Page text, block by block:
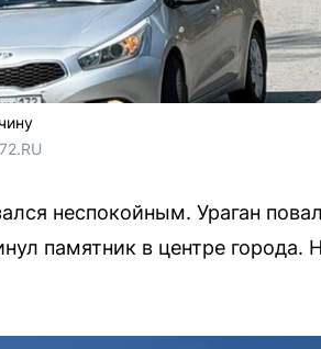
неспокойным. Ураган
памятник в центре города.